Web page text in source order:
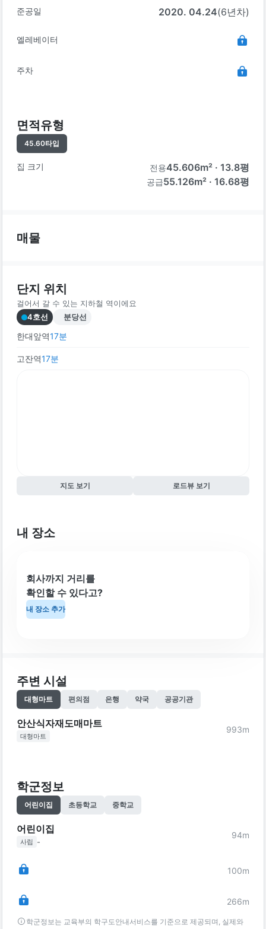
준공일 2020. 04.24(6년차)
엘레베이터
주차
면적유형
45.60타입
집 크기 전용45.606m² · 13.8평
공급55.126m² · 16.68평
매물
단지 위치
걸어서 갈 수 있는 지하철 역이에요
4호선
분당선
한대앞역17분
고잔역17분
지도 보기 로드뷰 보기
내 장소
회사까지 거리를
확인할 수 있다고?
내 장소 추가
주변 시설
대형마트 편의점 은행 약국 공공기관
안산식자재도매마트
대형마트
993m
학군정보
어린이집 초등학교 중학교
어린이집
사립 -
94m
100m
266m
학군정보는 교육부의 학구도안내서비스를 기준으로 제공되며, 실제와